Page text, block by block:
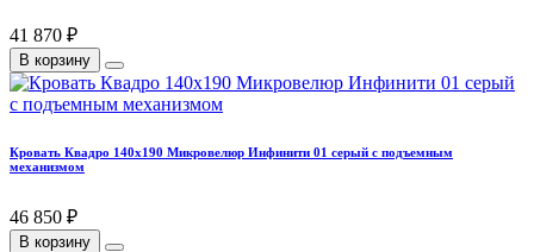
41 870 ₽
В корзину
Кровать Квадро 140х190 Микровелюр Инфинити 01 серый с подъемным
механизмом
46 850 ₽
В корзину